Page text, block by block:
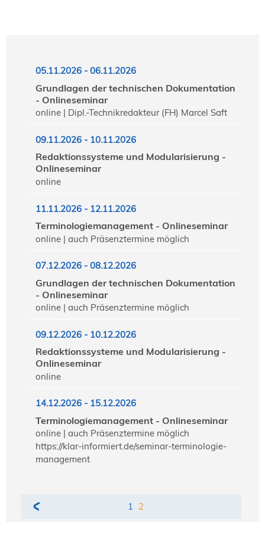
05.11.2026 - 06.11.2026
Grundlagen der technischen Dokumentation
- Onlineseminar
online | Dipl.-Technikredakteur (FH) Marcel Saft
09.11.2026 - 10.11.2026
Redaktionssysteme und Modularisierung -
Onlineseminar
online
11.11.2026 - 12.11.2026
Terminologiemanagement - Onlineseminar
online | auch Präsenztermine möglich
07.12.2026 - 08.12.2026
Grundlagen der technischen Dokumentation
- Onlineseminar
online | auch Präsenztermine möglich
09.12.2026 - 10.12.2026
Redaktionssysteme und Modularisierung -
Onlineseminar
online
14.12.2026 - 15.12.2026
Terminologiemanagement - Onlineseminar
online | auch Präsenztermine möglich
https://klar-informiert.de/seminar-terminologie-
management
1 2